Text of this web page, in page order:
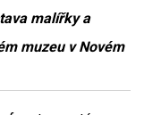
malířky a
muzeu v Novém